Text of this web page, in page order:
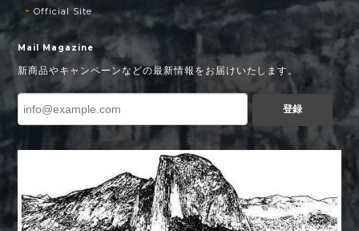
Official Site
Mail Magazine
新商品やキャンペーンなどの最新情報をお届けいたします。
登録